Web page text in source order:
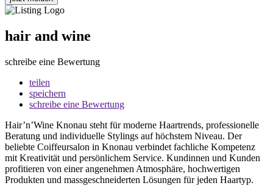
hair and wine
schreibe eine Bewertung
teilen
speichern
schreibe eine Bewertung
Hair’n’Wine Knonau steht für moderne Haartrends, professionelle
Beratung und individuelle Stylings auf höchstem Niveau. Der
beliebte Coiffeursalon in Knonau verbindet fachliche Kompetenz
mit Kreativität und persönlichem Service. Kundinnen und Kunden
profitieren von einer angenehmen Atmosphäre, hochwertigen
Produkten und massgeschneiderten Lösungen für jeden Haartyp.